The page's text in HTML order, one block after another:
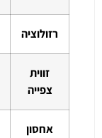
רזולוציה
זווית
צפייה
אחסון